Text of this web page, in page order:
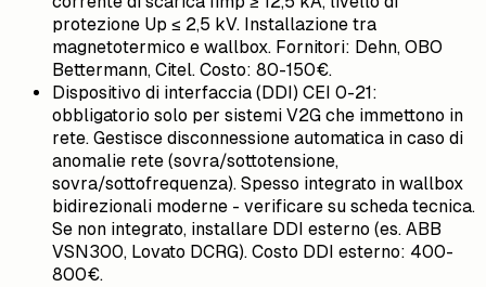
protezione Up ≤ 2,5 kV. Installazione tra
magnetotermico e wallbox. Fornitori: Dehn, OBO
Bettermann, Citel. Costo: 80-150€.
Dispositivo di interfaccia (DDI) CEI 0-21:
obbligatorio solo per sistemi V2G che immettono in
rete. Gestisce disconnessione automatica in caso di
anomalie rete (sovra/sottotensione,
sovra/sottofrequenza). Spesso integrato in wallbox
bidirezionali moderne - verificare su scheda tecnica.
Se non integrato, installare DDI esterno (es. ABB
VSN300, Lovato DCRG). Costo DDI esterno: 400-
800€.